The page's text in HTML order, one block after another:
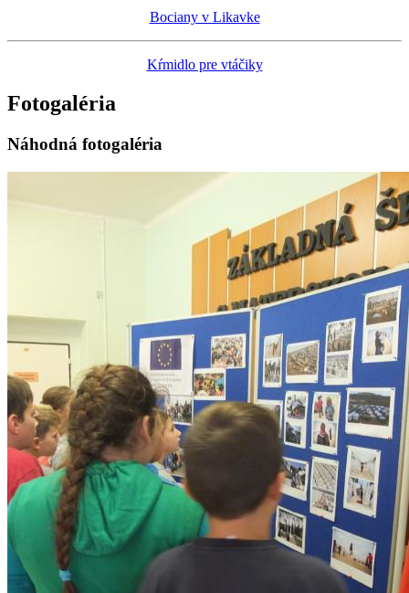
Bociany v Likavke
Kŕmidlo pre vtáčiky
Fotogaléria
Náhodná fotogaléria